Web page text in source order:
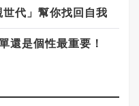
代」幫你找回自我
還是個性最重要！